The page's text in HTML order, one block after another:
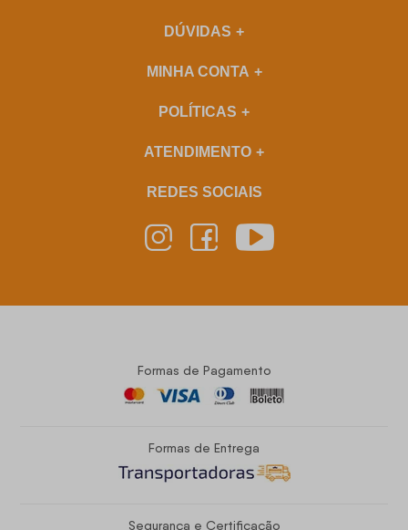
DÚVIDAS
MINHA CONTA
POLÍTICAS
ATENDIMENTO
REDES SOCIAIS
Formas de Pagamento
Formas de Entrega
Segurança e Certificação